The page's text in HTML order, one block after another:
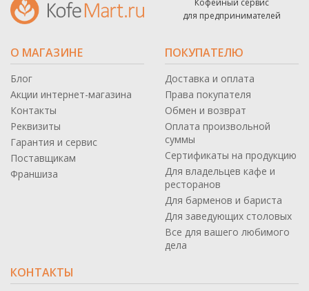
Кофейный сервис
для предпринимателей
О МАГАЗИНЕ
Блог
Акции интернет-магазина
Контакты
Реквизиты
Гарантия и сервис
Поставщикам
Франшиза
ПОКУПАТЕЛЮ
Доставка и оплата
Права покупателя
Обмен и возврат
Оплата произвольной
суммы
Сертификаты на продукцию
Для владельцев кафе и
ресторанов
Для барменов и бариста
Для заведующих столовых
Все для вашего любимого
дела
КОНТАКТЫ